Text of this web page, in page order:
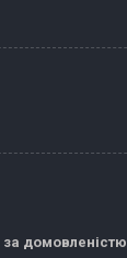
за домовленістю